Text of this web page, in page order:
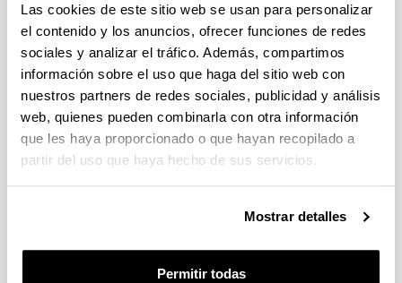
Las cookies de este sitio web se usan para personalizar
el contenido y los anuncios, ofrecer funciones de redes
sociales y analizar el tráfico. Además, compartimos
información sobre el uso que haga del sitio web con
nuestros partners de redes sociales, publicidad y análisis
web, quienes pueden combinarla con otra información
que les haya proporcionado o que hayan recopilado a
partir del uso que haya hecho de sus servicios.
Mostrar detalles
Permitir todas
Grupo de Investigación
Atmosférica
MenúAbrir/cerrar
Artículos (2022)
Atrás
Error
Cerrar
No se ha podido encontrar el